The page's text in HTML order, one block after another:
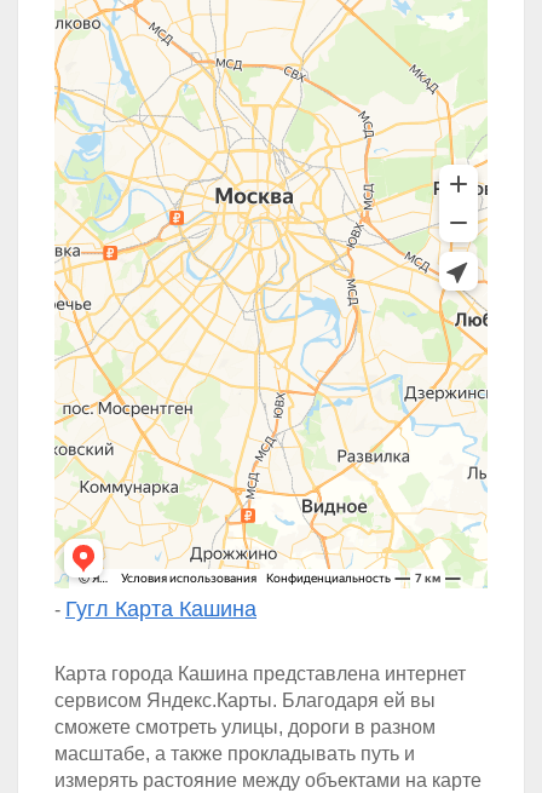
- Гугл Карта Кашина
Карта города Кашина представлена интернет
сервисом Яндекс.Карты. Благодаря ей вы
сможете смотреть улицы, дороги в разном
масштабе, а также прокладывать путь и
измерять растояние между объектами на карте